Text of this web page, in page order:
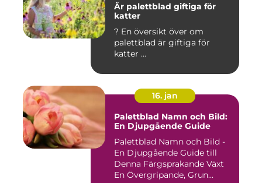
Är palettblad giftiga för
katter
? En översikt över om
palettblad är giftiga för
katter ...
16. jan
Palettblad Namn och Bild:
En Djupgående Guide
Palettblad Namn och Bild -
En Djupgående Guide till
Denna Färgsprakande Växt
En Övergripande, Grun...